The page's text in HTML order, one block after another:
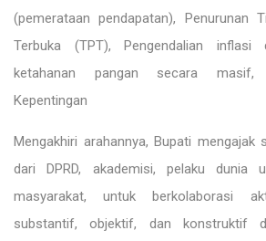
(pemerataan pendapatan), Penurunan
Terbuka (TPT), Pengendalian inflasi
ketahanan pangan secara masif,
Kepentingan
Mengakhiri arahannya, Bupati mengajak
dari DPRD, akademisi, pelaku dunia
masyarakat, untuk berkolaborasi
substantif, objektif, dan konstruktif